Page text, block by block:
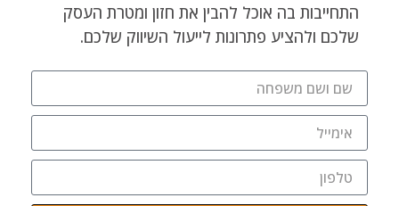
התחייבות בה אוכל להבין את חזון ומטרת העסק
שלכם ולהציע פתרונות לייעול השיווק שלכם.